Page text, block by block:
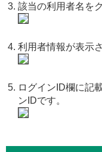
該当の利用者名を
利用者情報が表示
ログインID欄に記
ンIDです。